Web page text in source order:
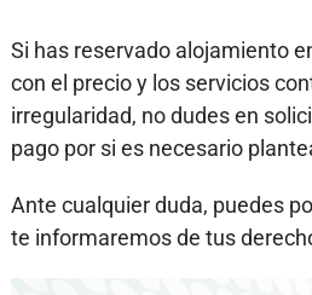
Si has reservado alojamiento
con el precio y los servicios
irregularidad, no dudes en
pago por si es necesario
Ante cualquier duda, puedes
te informaremos de tus